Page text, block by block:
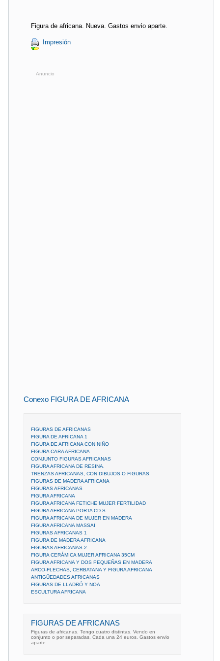
Figura de africana. Nueva. Gastos envio aparte.
Impresión
Anuncio
Conexo FIGURA DE AFRICANA
FIGURAS DE AFRICANAS
FIGURA DE AFRICANA 1
FIGURA DE AFRICANA CON NIÑO
FIGURA CARA AFRICANA
CONJUNTO FIGURAS AFRICANAS
FIGURA AFRICANA DE RESINA.
TRENZAS AFRICANAS, CON DIBUJOS O FIGURAS
FIGURAS DE MADERA AFRICANA
FIGURAS AFRICANAS
FIGURA AFRICANA
FIGURA AFRICANA FETICHE MUJER FERTILIDAD
FIGURA AFRICANA PORTA CD S
FIGURA AFRICANA DE MUJER EN MADERA
FIGURA AFRICANA MASSAI
FIGURAS AFRICANAS 1
FIGURA DE MADERA AFRICANA
FIGURAS AFRICANAS 2
FIGURA CERÁMICA MUJER AFRICANA 35CM
FIGURA AFRICANA Y DOS PEQUEÑAS EN MADERA
ARCO-FLECHAS, CERBATANA Y FIGURA AFRICANA
ANTIGÜEDADES AFRICANAS
FIGURAS DE LLADRÓ Y NOA
ESCULTURA AFRICANA
FIGURAS DE AFRICANAS
Figuras de africanas. Tengo cuatro distintas. Vendo en
conjunto o por separadas. Cada una 24 euros. Gastos envio
aparte.